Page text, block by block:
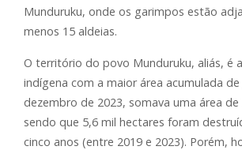
Munduruku, onde os garimpos estão
menos 15 aldeias.
O território do povo Munduruku, aliás, é
indígena com a maior área acumulada
dezembro de 2023, somava uma área
sendo que 5,6 mil hectares foram
cinco anos (entre 2019 e 2023). Porém,